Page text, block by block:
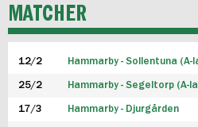
P19
F19
FUTSAL HERR
MATCHER
12/2 Hammarby - Sollentuna (A-
25/2 Hammarby - Segeltorp (A-
17/3 Hammarby - Djurgården